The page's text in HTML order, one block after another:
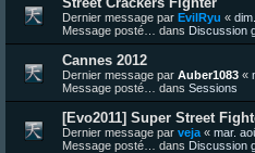
Dernier message par EvilRyu «
Message posté… dans Discussion
Cannes 2012
Dernier message par Auber1083 «
Message posté… dans Sessions
[Evo2011] Super Street
Dernier message par veja « mar.
Message posté… dans Discussion